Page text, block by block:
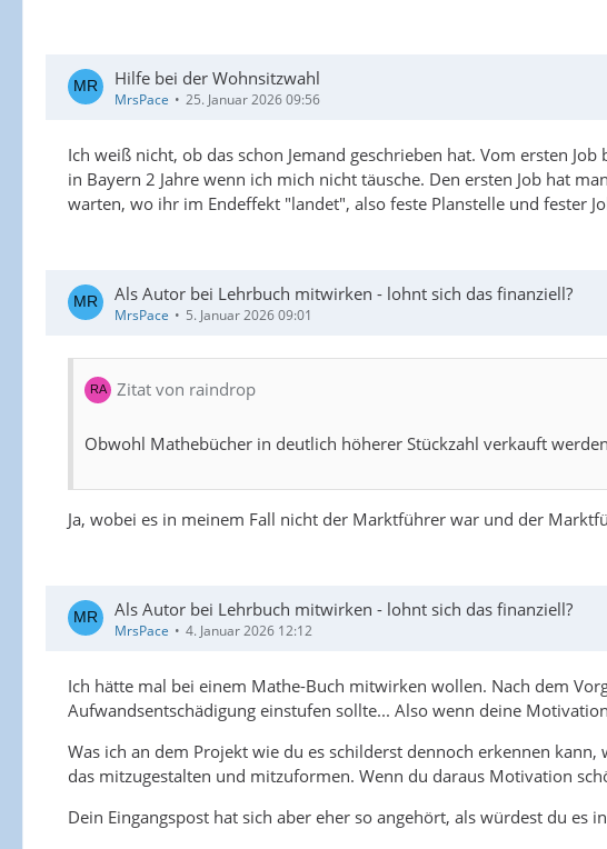
Hilfe bei der Wohnsitzwahl
MrsPace 25. Januar 2026 09:56
Ich weiß nicht, ob das schon Jemand geschrieben hat. Vom ersten
in Bayern 2 Jahre wenn ich mich nicht täusche. Den ersten Job hat
warten, wo ihr im Endeffekt "landet", also feste Planstelle und fester
Als Autor bei Lehrbuch mitwirken - lohnt sich das finanziell?
MrsPace 5. Januar 2026 09:01
Zitat von raindrop
Obwohl Mathebücher in deutlich höherer Stückzahl verkauft
Ja, wobei es in meinem Fall nicht der Marktführer war und der
Als Autor bei Lehrbuch mitwirken - lohnt sich das finanziell?
MrsPace 4. Januar 2026 12:12
Ich hätte mal bei einem Mathe-Buch mitwirken wollen. Nach dem
Aufwandsentschädigung einstufen sollte... Also wenn deine
Was ich an dem Projekt wie du es schilderst dennoch erkennen
das mitzugestalten und mitzuformen. Wenn du daraus Motivation
Dein Eingangspost hat sich aber eher so angehört, als würdest du